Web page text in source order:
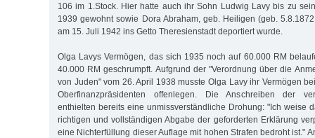
106 im 1.Stock. Hier hatte auch ihr Sohn Ludwig Lavy bis zu
1939 gewohnt sowie Dora Abraham, geb. Heiligen (geb.
am 15. Juli 1942 ins Getto Theresienstadt deportiert wurde.
Olga Lavys Vermögen, das sich 1935 noch auf 60.000 RM
40.000 RM geschrumpft. Aufgrund der "Verordnung über die
von Juden" vom 26. April 1938 musste Olga Lavy ihr Vermögen
Oberfinanzpräsidenten offenlegen. Die Anschreiben der
enthielten bereits eine unmissverständliche Drohung: "Ich weise
richtigen und vollständigen Abgabe der geforderten Erklärung
eine Nichterfüllung dieser Auflage mit hohen Strafen bedroht ist."